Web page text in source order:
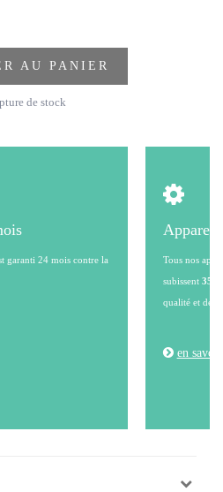
AU PANIER
de stock
garanti 24 mois contre la
Appareil
Tous nos
subissent 35
qualité et de
en